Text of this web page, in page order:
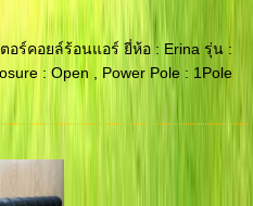
อร์คอยล์ร้อนแอร์ ยี่ห้อ : Erina รุ่น :
: Open , Power Pole : 1Pole